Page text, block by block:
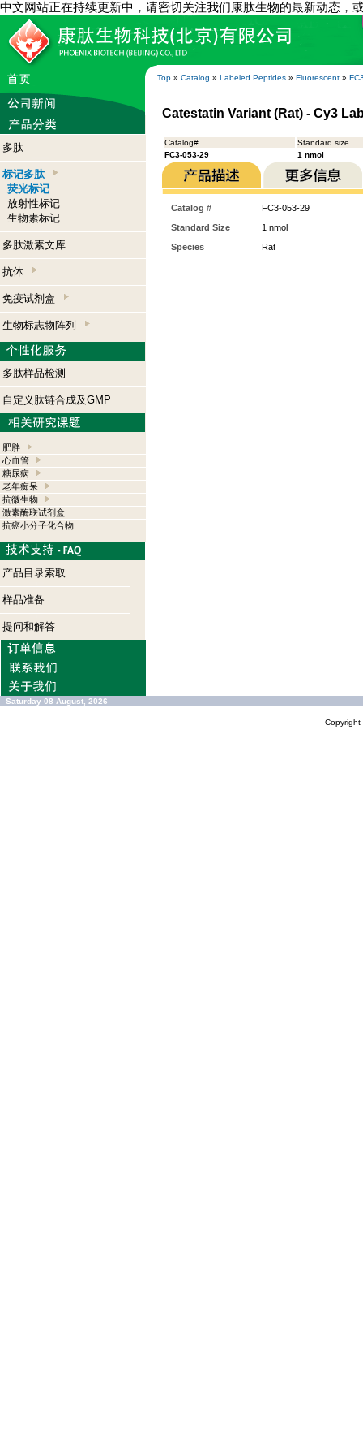
中文网站正在持续更新中，请密切关注我们康肽生物的最新动态，
Top » Catalog » Labeled Peptides » Fluorescent »
多肽
标记多肽
荧光标记
放射性标记
生物素标记
多肽激素文库
抗体
免疫试剂盒
生物标志物阵列
多肽样品检测
自定义肽链合成及GMP
肥胖
心血管
糖尿病
老年痴呆
抗微生物
激素酶联试剂盒
抗癌小分子化合物
产品目录索取
样品准备
提问和解答
Catestatin Variant (Rat) - Cy3
Catalog#
Standard size
FC3-053-29
1 nmol
Catalog #
FC3-053-29
Standard Size
1 nmol
Species
Rat
Saturday 08 August, 2026